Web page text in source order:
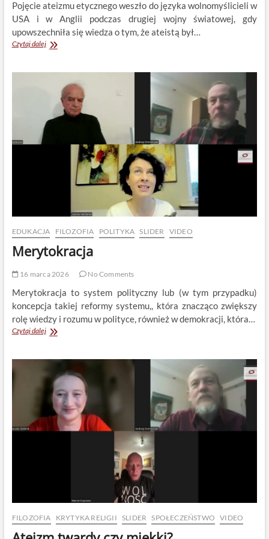
Pojęcie ateizmu etycznego weszło do języka wolnomyślicieli w
USA i w Anglii podczas drugiej wojny światowej, gdy
upowszechniła się wiedza o tym, że ateistą był…
Czytaj dalejAteizm
EDUKACJA FILOZOFIA POLITYKA SLIDER VIDEO
Merytokracja
16 marca 2026 No Comments
Merytokracja to system polityczny lub (w tym przypadku)
koncepcja takiej reformy systemu,, która znacząco zwiększy
rolę wiedzy i rozumu w polityce, również w demokracji, która…
Czytaj dalejMerytokracja
FILOZOFIA KRYTYKA RELIGII SLIDER SPOŁECZEŃSTWO VIDEO